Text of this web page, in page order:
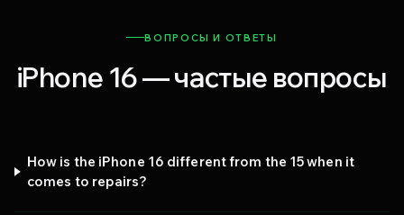
ВОПРОСЫ И ОТВЕТЫ
iPhone 16 — частые вопросы
How is the iPhone 16 different from the 15 when it
comes to repairs?